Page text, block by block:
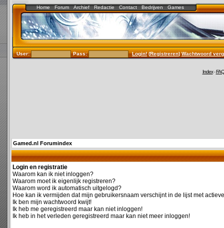
Home Forum Archief Redactie Contact Bedrijven Games
User: Pass: Login!(Registreren)Wachtwoord
Index-FAQ
Gamed.nl Forumindex
Login en registratie
Waarom kan ik niet inloggen?
Waarom moet ik eigenlijk registreren?
Waarom word ik automatisch uitgelogd?
Hoe kan ik vermijden dat mijn gebruikersnaam verschijnt in de lijst met
Ik ben mijn wachtwoord kwijt!
Ik heb me geregistreerd maar kan niet inloggen!
Ik heb in het verleden geregistreerd maar kan niet meer inloggen!